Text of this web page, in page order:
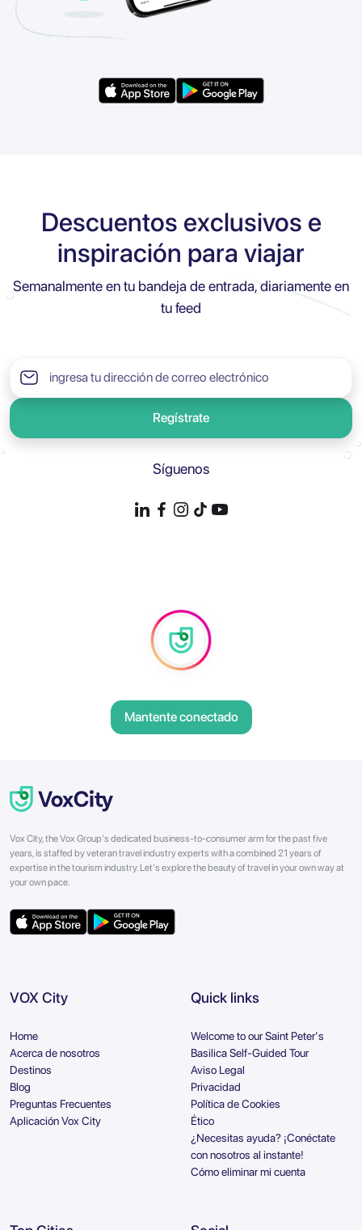
Descuentos exclusivos e
inspiración para viajar
Semanalmente en tu bandeja de entrada, diariamente en
tu feed
Regístrate
Síguenos
Mantente conectado
Vox City, the Vox Group's dedicated business-to-consumer arm for the past five
years, is staffed by veteran travel industry experts with a combined 21 years of
expertise in the tourism industry. Let's explore the beauty of travel in your own way at
your own pace.
VOX City
Home
Acerca de nosotros
Destinos
Blog
Preguntas Frecuentes
Aplicación Vox City
Quick links
Welcome to our Saint Peter's
Basilica Self-Guided Tour
Aviso Legal
Privacidad
Política de Cookies
Ético
¿Necesitas ayuda? ¡Conéctate
con nosotros al instante!
Cómo eliminar mi cuenta